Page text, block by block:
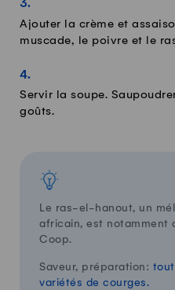
Ajouter la crème et
muscade, le poivre et le
Servir la soupe.
goûts.
Le ras-el-hanout, un
africain, est notamment
Coop.
Saveur, préparation:
variétés de courges.